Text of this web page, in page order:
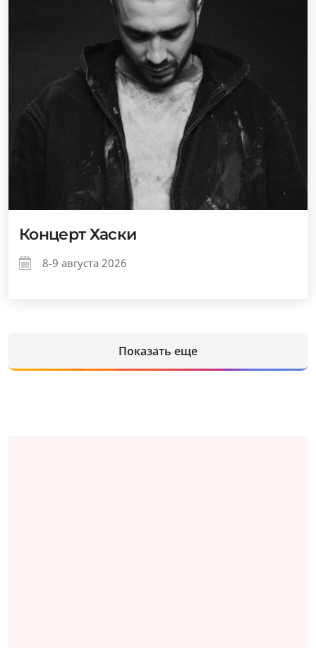
Концерт Хаски
8-9 августа 2026
Показать еще